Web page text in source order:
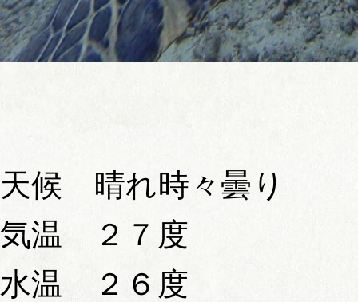
天候 晴れ時々曇り
気温 ２７度
水温 ２６度